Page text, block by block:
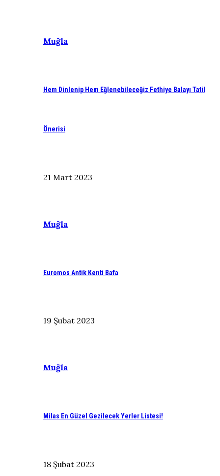
Muğla
Hem Dinlenip Hem Eğlenebileceğiz Fethiye Balayı Tatil
Önerisi
21 Mart 2023
Muğla
Euromos Antik Kenti Bafa
19 Şubat 2023
Muğla
Milas En Güzel Gezilecek Yerler Listesi!
18 Şubat 2023